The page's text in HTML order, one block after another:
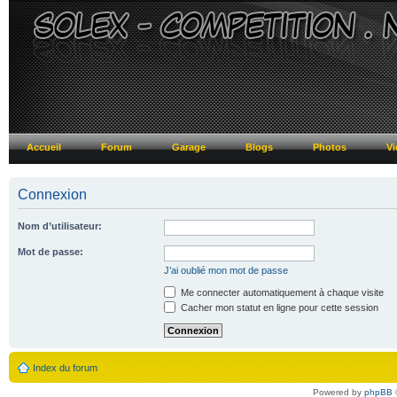
Accueil Forum Garage Blogs Photos
Connexion
Nom d’utilisateur:
Mot de passe:
J’ai oublié mon mot de passe
Me connecter automatiquement à chaque visite
Cacher mon statut en ligne pour cette session
Index du forum
Powered by phpBB